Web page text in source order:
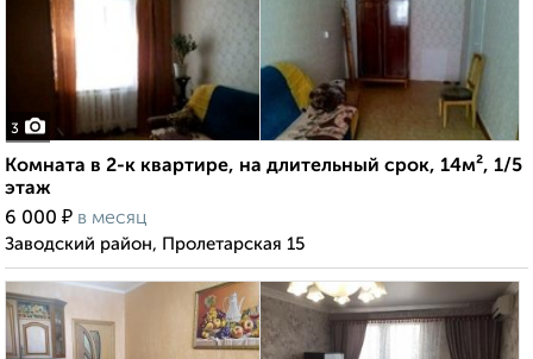
3
Комната в 2-к квартире, на длительный срок, 14м², 1/5
этаж
6 000 ₽ в месяц
Заводский район, Пролетарская 15